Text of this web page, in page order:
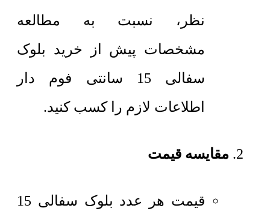
نظر، نسبت به مطالعه
مشخصات پیش از خرید بلوک
سفالی 15 سانتی فوم دار
اطلاعات لازم را کسب کنید.
مقایسه قیمت
قیمت هر عدد بلوک سفالی 15